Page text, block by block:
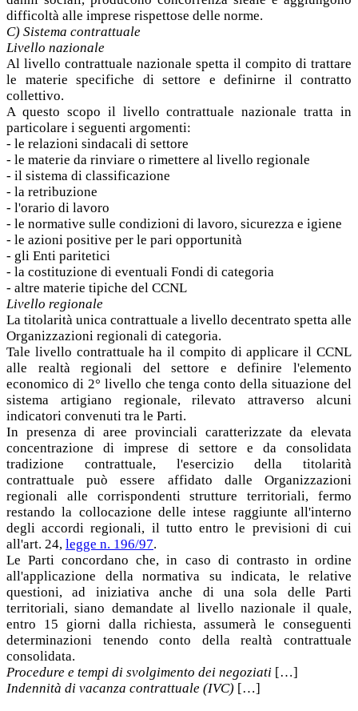
difficoltà alle imprese rispettose delle norme.
C) Sistema contrattuale
Livello nazionale
Al livello contrattuale nazionale spetta il compito di trattare
le materie specifiche di settore e definirne il contratto
collettivo.
A questo scopo il livello contrattuale nazionale tratta in
particolare i seguenti argomenti:
- le relazioni sindacali di settore
- le materie da rinviare o rimettere al livello regionale
- il sistema di classificazione
- la retribuzione
- l'orario di lavoro
- le normative sulle condizioni di lavoro, sicurezza e igiene
- le azioni positive per le pari opportunità
- gli Enti paritetici
- la costituzione di eventuali Fondi di categoria
- altre materie tipiche del CCNL
Livello regionale
La titolarità unica contrattuale a livello decentrato spetta alle
Organizzazioni regionali di categoria.
Tale livello contrattuale ha il compito di applicare il CCNL
alle realtà regionali del settore e definire l'elemento
economico di 2° livello che tenga conto della situazione del
sistema artigiano regionale, rilevato attraverso alcuni
indicatori convenuti tra le Parti.
In presenza di aree provinciali caratterizzate da elevata
concentrazione di imprese di settore e da consolidata
tradizione contrattuale, l'esercizio della titolarità
contrattuale può essere affidato dalle Organizzazioni
regionali alle corrispondenti strutture territoriali, fermo
restando la collocazione delle intese raggiunte all'interno
degli accordi regionali, il tutto entro le previsioni di cui
all'art. 24, legge n. 196/97.
Le Parti concordano che, in caso di contrasto in ordine
all'applicazione della normativa su indicata, le relative
questioni, ad iniziativa anche di una sola delle Parti
territoriali, siano demandate al livello nazionale il quale,
entro 15 giorni dalla richiesta, assumerà le conseguenti
determinazioni tenendo conto della realtà contrattuale
consolidata.
Procedure e tempi di svolgimento dei negoziati […]
Indennità di vacanza contrattuale (IVC) […]